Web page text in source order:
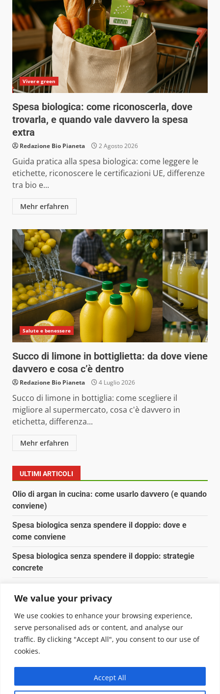
We value your privacy
We use cookies to enhance your browsing experience,
serve personalised ads or content, and analyse our
traffic. By clicking "Accept All", you consent to our use of
cookies.
Accept All
Vivere green
Spesa biologica: come riconoscerla, dove
trovarla, e quando vale davvero la spesa
extra
Redazione Bio Pianeta 2 Agosto 2026
Guida pratica alla spesa biologica: come leggere le
etichette, riconoscere le certificazioni UE, differenze
tra bio e...
Mehr erfahren
Salute e benessere
Succo di limone in bottiglietta: da dove viene
davvero e cosa c’è dentro
Redazione Bio Pianeta 4 Luglio 2026
Succo di limone in bottiglia: come scegliere il
migliore al supermercato, cosa c'è davvero in
etichetta, differenza...
Mehr erfahren
ULTIMI ARTICOLI
Olio di argan in cucina: come usarlo davvero (e quando
conviene)
Spesa biologica senza spendere il doppio: dove e
come conviene
Spesa biologica senza spendere il doppio: strategie
concrete
Pulizia naturale della casa: 3 ingredienti che
sostituiscono 10 prodotti chimici
Copyright © 2025 Biopianeta.it proprietà di Jws Media
Questo blog non è una testata giornalistica, in quanto
viene aggiornato senza alcuna periodicità. Non può